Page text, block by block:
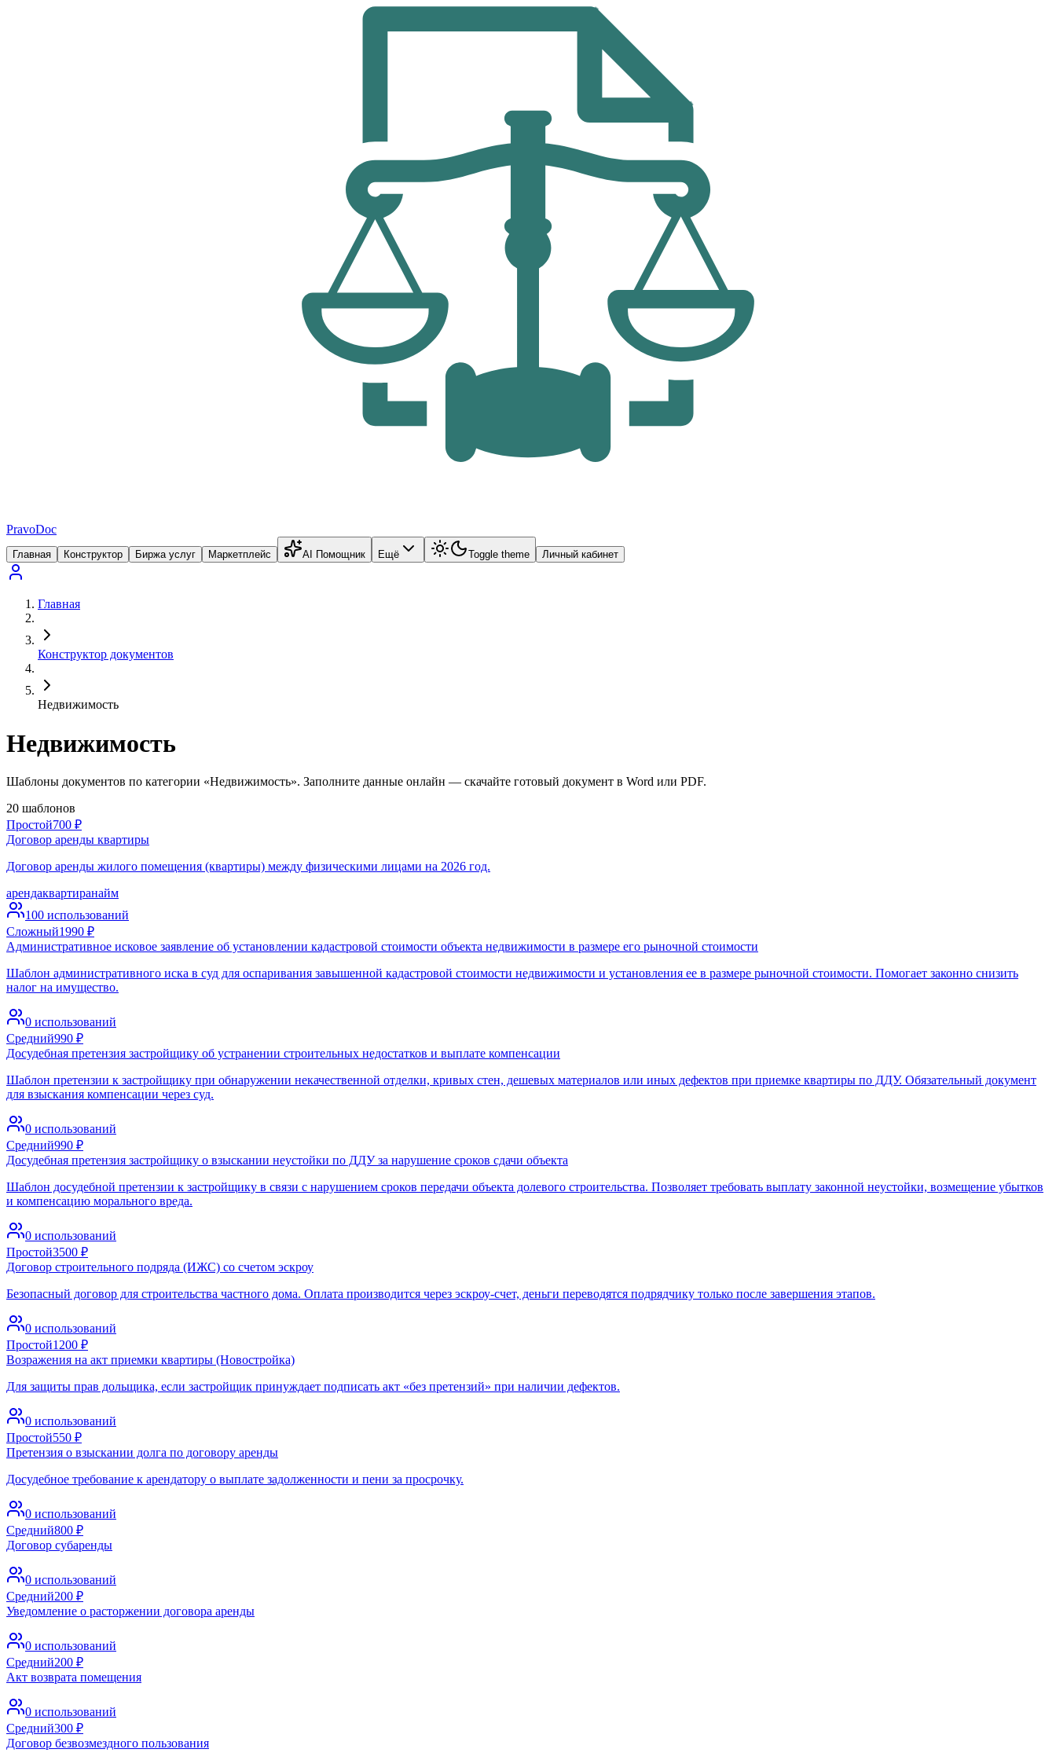
PravoDoc
Главная Конструктор Биржа услуг Маркетплейс AI Помощник Ещё Toggle theme Личный кабинет
Главная
Конструктор документов
Недвижимость
Недвижимость
Шаблоны документов по категории «Недвижимость». Заполните данные онлайн — скачайте готовый документ в Word или PDF.
20 шаблонов
Простой700 ₽
Договор аренды квартиры
Договор аренды жилого помещения (квартиры) между физическими лицами на 2026 год.
арендаквартиранайм
100 использований
Сложный1990 ₽
Административное исковое заявление об установлении кадастровой стоимости объекта недвижимости в размере его рыночной стоимости
Шаблон административного иска в суд для оспаривания завышенной кадастровой стоимости недвижимости и установления ее в размере рыночной стоимости. Помогает законно снизить
налог на имущество.
0 использований
Средний990 ₽
Досудебная претензия застройщику об устранении строительных недостатков и выплате компенсации
Шаблон претензии к застройщику при обнаружении некачественной отделки, кривых стен, дешевых материалов или иных дефектов при приемке квартиры по ДДУ. Обязательный документ
для взыскания компенсации через суд.
0 использований
Средний990 ₽
Досудебная претензия застройщику о взыскании неустойки по ДДУ за нарушение сроков сдачи объекта
Шаблон досудебной претензии к застройщику в связи с нарушением сроков передачи объекта долевого строительства. Позволяет требовать выплату законной неустойки, возмещение убытков
и компенсацию морального вреда.
0 использований
Простой3500 ₽
Договор строительного подряда (ИЖС) со счетом эскроу
Безопасный договор для строительства частного дома. Оплата производится через эскроу-счет, деньги переводятся подрядчику только после завершения этапов.
0 использований
Простой1200 ₽
Возражения на акт приемки квартиры (Новостройка)
Для защиты прав дольщика, если застройщик принуждает подписать акт «без претензий» при наличии дефектов.
0 использований
Простой550 ₽
Претензия о взыскании долга по договору аренды
Досудебное требование к арендатору о выплате задолженности и пени за просрочку.
0 использований
Средний800 ₽
Договор субаренды
0 использований
Средний200 ₽
Уведомление о расторжении договора аренды
0 использований
Средний200 ₽
Акт возврата помещения
0 использований
Средний300 ₽
Договор безвозмездного пользования